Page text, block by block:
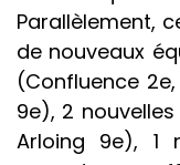
Parallèlement,
de nouveaux
(Confluence
9e), 2
Arloing 9e), 1